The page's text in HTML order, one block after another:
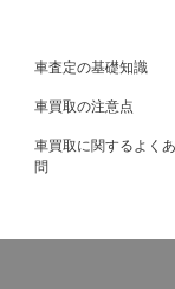
車査定の基礎知識
車買取の注意点
車買取に関するよく
問